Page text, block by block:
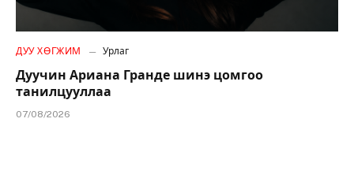
ДУУ ХӨГЖИМ Урлаг
Дуучин Ариана Гранде шинэ цомгоо
танилцууллаа
07/08/2026